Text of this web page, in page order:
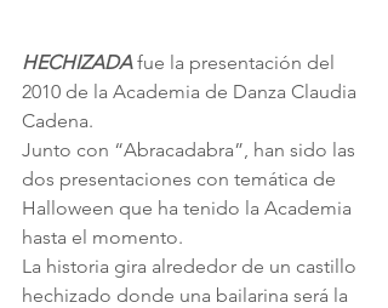
HECHIZADA fue la presentación del
2010 de la Academia de Danza Claudia
Cadena.
Junto con “Abracadabra”, han sido las
dos presentaciones con temática de
Halloween que ha tenido la Academia
hasta el momento.
La historia gira alrededor de un castillo
hechizado donde una bailarina será la